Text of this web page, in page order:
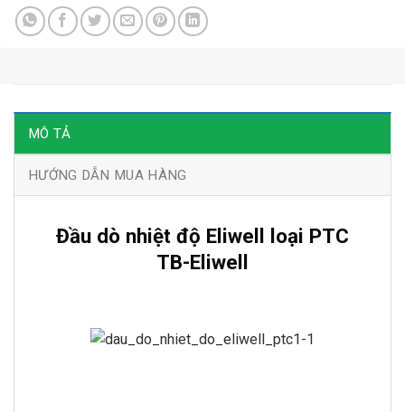
MÔ TẢ
HƯỚNG DẪN MUA HÀNG
Đầu dò nhiệt độ Eliwell loại PTC
TB-Eliwell